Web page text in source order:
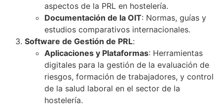
aspectos de la PRL en hostelería.
Documentación de la OIT: Normas, guías y
estudios comparativos internacionales.
Software de Gestión de PRL:
Aplicaciones y Plataformas: Herramientas
digitales para la gestión de la evaluación de
riesgos, formación de trabajadores, y control
de la salud laboral en el sector de la
hostelería.